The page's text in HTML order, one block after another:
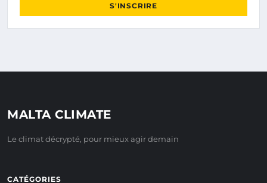
S'INSCRIRE
MALTA CLIMATE
Le climat décrypté, pour mieux agir demain
CATÉGORIES